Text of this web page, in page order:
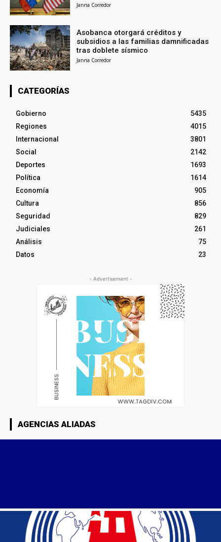
Janna Corredor
Asobanca otorgará créditos y
subsidios a las familias damnificadas
tras doblete sísmico
Janna Corredor
CATEGORÍAS
Gobierno
5435
Regiones
4015
Internacional
3801
Social
2142
Deportes
1693
Política
1614
Economía
905
Cultura
856
Seguridad
829
Judiciales
261
Análisis
75
Datos
23
- Advertisement -
AGENCIAS ALIADAS